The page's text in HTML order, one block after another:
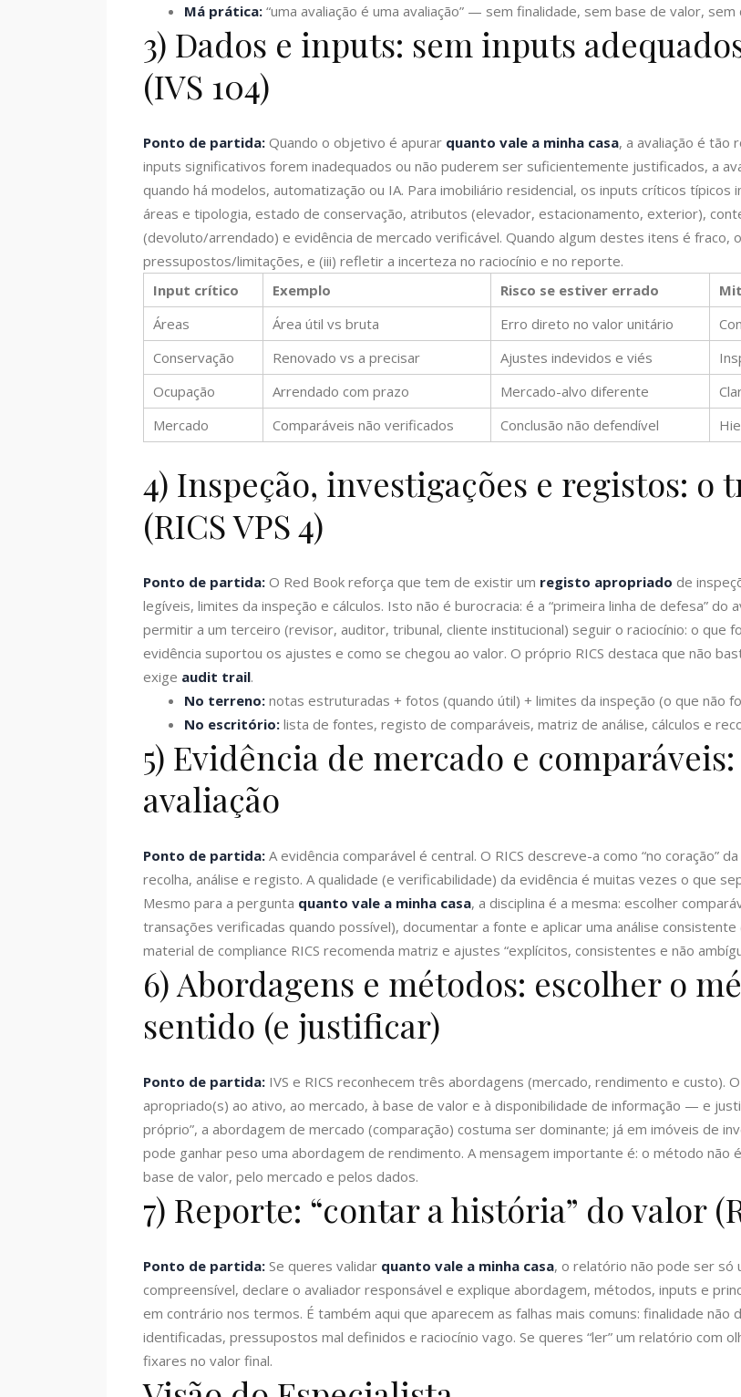
Má prática: “uma avaliação é uma avaliação” — sem finalidade, sem base de valor,
3) Dados e inputs: sem inputs
(IVS 104)
Ponto de partida: Quando o objetivo é apurar quanto vale a minha casa, a avaliação é tão
inputs significativos forem inadequados ou não puderem ser suficientemente justificados, a
quando há modelos, automatização ou IA. Para imobiliário residencial, os inputs críticos
áreas e tipologia, estado de conservação, atributos (elevador, estacionamento, exterior),
(devoluto/arrendado) e evidência de mercado verificável. Quando algum destes itens é fraco,
pressupostos/limitações, e (iii) refletir a incerteza no raciocínio e no reporte.
Input crítico
Exemplo Risco se estiver errado
Áreas
Área útil vs bruta Erro direto no valor unitário
Conservação
Renovado vs a precisar Ajustes indevidos e viés
Ocupação
Arrendado com prazo Mercado-alvo diferente
Mercado
Comparáveis não verificados Conclusão não defendível
4) Inspeção, investigações e registos:
(RICS VPS 4)
Ponto de partida: O Red Book reforça que tem de existir um registo apropriado de
legíveis, limites da inspeção e cálculos. Isto não é burocracia: é a “primeira linha de defesa” do
permitir a um terceiro (revisor, auditor, tribunal, cliente institucional) seguir o raciocínio: o que
evidência suportou os ajustes e como se chegou ao valor. O próprio RICS destaca que não
exige audit trail.
No terreno: notas estruturadas + fotos (quando útil) + limites da inspeção (o que não
No escritório: lista de fontes, registo de comparáveis, matriz de análise, cálculos e
5) Evidência de mercado e comparáveis:
avaliação
Ponto de partida: A evidência comparável é central. O RICS descreve-a como “no coração”
recolha, análise e registo. A qualidade (e verificabilidade) da evidência é muitas vezes o que
Mesmo para a pergunta quanto vale a minha casa, a disciplina é a mesma: escolher
transações verificadas quando possível), documentar a fonte e aplicar uma análise
material de compliance RICS recomenda matriz e ajustes “explícitos, consistentes e não
6) Abordagens e métodos: escolher o
sentido (e justificar)
Ponto de partida: IVS e RICS reconhecem três abordagens (mercado, rendimento e custo).
apropriado(s) ao ativo, ao mercado, à base de valor e à disponibilidade de informação — e
próprio”, a abordagem de mercado (comparação) costuma ser dominante; já em imóveis de
pode ganhar peso uma abordagem de rendimento. A mensagem importante é: o método não
base de valor, pelo mercado e pelos dados.
7) Reporte: “contar a história” do valor
Ponto de partida: Se queres validar quanto vale a minha casa, o relatório não pode ser só
compreensível, declare o avaliador responsável e explique abordagem, métodos, inputs e
em contrário nos termos. É também aqui que aparecem as falhas mais comuns: finalidade
identificadas, pressupostos mal definidos e raciocínio vago. Se queres “ler” um relatório com
fixares no valor final.